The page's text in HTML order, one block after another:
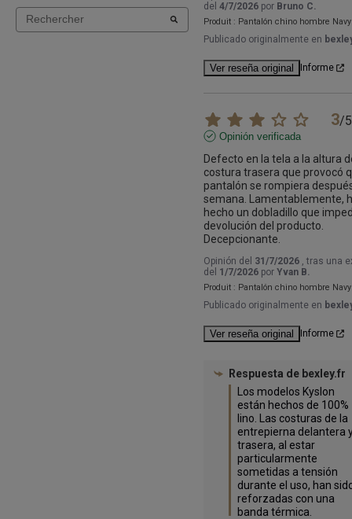
del 4/7/2026 por Bruno C.
Produit : Pantalón chino hombre Navy
Publicado originalmente en
Ver reseña original Informe
3/5
Opinión verificada
Defecto en la tela a la altura
costura trasera que provocó
pantalón se rompiera
semana. Lamentablemente,
hecho un dobladillo que
devolución del producto.
Decepcionante.
Opinión del 31/7/2026
, tras una
del 1/7/2026 por Yvan B.
Produit : Pantalón chino hombre Navy
Publicado originalmente en
Ver reseña original Informe
Respuesta debexley.fr
Los modelos Kyslon
están hechos de 100%
lino. Las costuras de la
entrepierna delantera
trasera, al estar
particularmente
sometidas a tensión
durante el uso, han
reforzadas con una
banda térmica.